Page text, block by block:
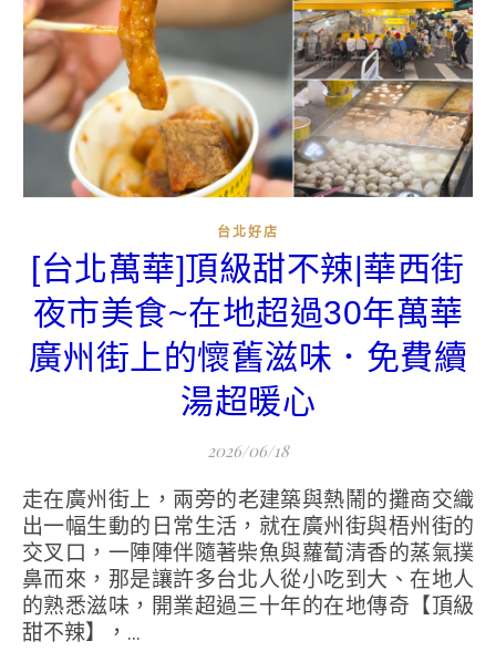
台北好店
[台北萬華]頂級甜不辣|華西街
夜市美食~在地超過30年萬華
廣州街上的懷舊滋味．免費續
湯超暖心
2026/06/18
走在廣州街上，兩旁的老建築與熱鬧的攤商交織
出一幅生動的日常生活，就在廣州街與梧州街的
交叉口，一陣陣伴隨著柴魚與蘿蔔清香的蒸氣撲
鼻而來，那是讓許多台北人從小吃到大、在地人
的熟悉滋味，開業超過三十年的在地傳奇【頂級
甜不辣】，...